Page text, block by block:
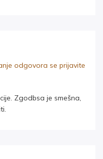
odgovora se prijavite
Zgodbsa je smešna,